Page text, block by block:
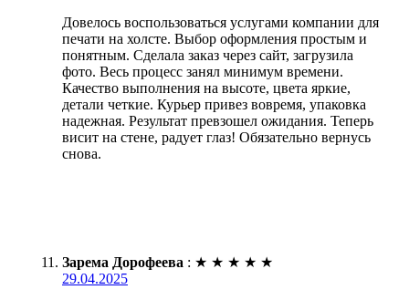
Довелось воспользоваться услугами компании для
печати на холсте. Выбор оформления простым и
понятным. Сделала заказ через сайт, загрузила
фото. Весь процесс занял минимум времени.
Качество выполнения на высоте, цвета яркие,
детали четкие. Курьер привез вовремя, упаковка
надежная. Результат превзошел ожидания. Теперь
висит на стене, радует глаз! Обязательно вернусь
снова.
Зарема Дорофеева : ★ ★ ★ ★ ★
29.04.2025